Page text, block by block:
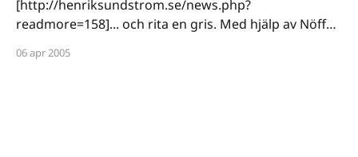
[http://henriksundstrom.se/news.php?
readmore=158]... och rita en gris. Med hjälp av Nöffe
tradition, are friendly, and remember dates
06 apr 2005